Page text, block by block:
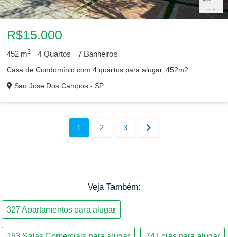
R$15.000
452 m2 4 Quartos 7 Banheiros
Casa de Condomínio com 4 quartos para alugar, 452m2
Sao Jose Dos Campos - SP
Veja Também: